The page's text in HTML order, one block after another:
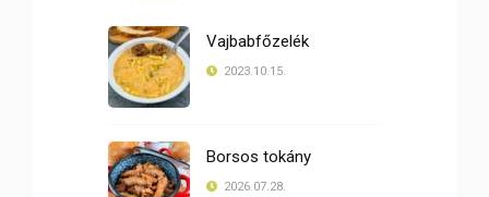
Vajbabfőzelék
2023.10.15.
Borsos tokány
2026.07.28.